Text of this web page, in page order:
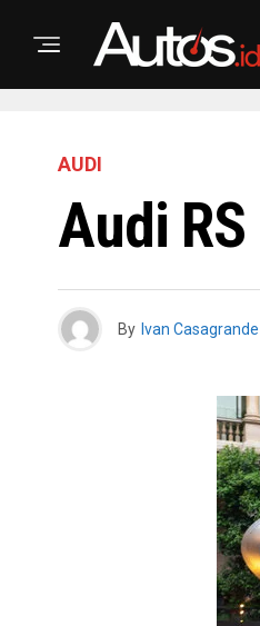
AUDI
Audi
By Ivan